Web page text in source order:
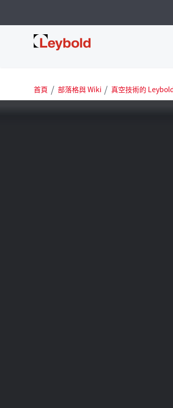
Leybold 台灣
首頁 部落格與 Wiki 真空技術的